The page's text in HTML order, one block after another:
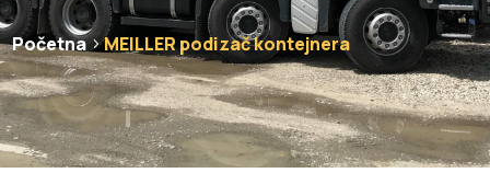
Početna MEILLER podizač kontejnera